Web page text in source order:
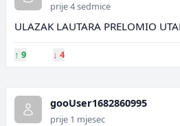
prije 4 sedmice
ULAZAK LAUTARA PRELOMIO
↑ 9 ↓ 4
gooUser1682860995
prije 1 mjesec